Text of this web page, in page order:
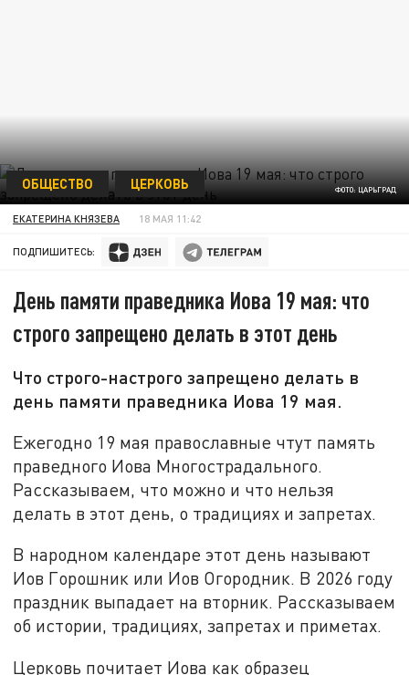
ФОТО: ЦАРЬГРАД
ОБЩЕСТВО ЦЕРКОВЬ
ЕКАТЕРИНА КНЯЗЕВА 18 МАЯ 11:42
ПОДПИШИТЕСЬ:
День памяти праведника Иова 19 мая: что
строго запрещено делать в этот день
Что строго-настрого запрещено делать в
день памяти праведника Иова 19 мая.
Ежегодно 19 мая православные чтут память
праведного Иова Многострадального.
Рассказываем, что можно и что нельзя
делать в этот день, о традициях и запретах.
В народном календаре этот день называют
Иов Горошник или Иов Огородник. В 2026 году
праздник выпадает на вторник. Рассказываем
об истории, традициях, запретах и приметах.
Церковь почитает Иова как образец